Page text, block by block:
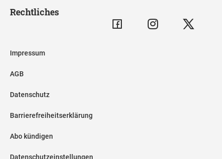
Rechtliches
Impressum
AGB
Datenschutz
Barrierefreiheitserklärung
Abo kündigen
Datenschutzeinstellungen